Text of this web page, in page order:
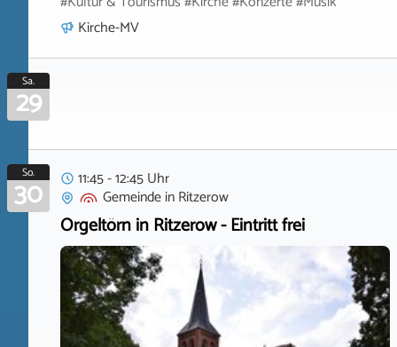
Kirche-MV
Sa.
29
So.
30
11:45 - 12:45 Uhr
GemeindeinRitzerow
Orgeltörn in Ritzerow - Eintritt frei